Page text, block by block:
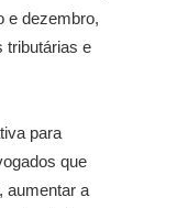
e dezembro,
tributárias e
para
que
aumentar a